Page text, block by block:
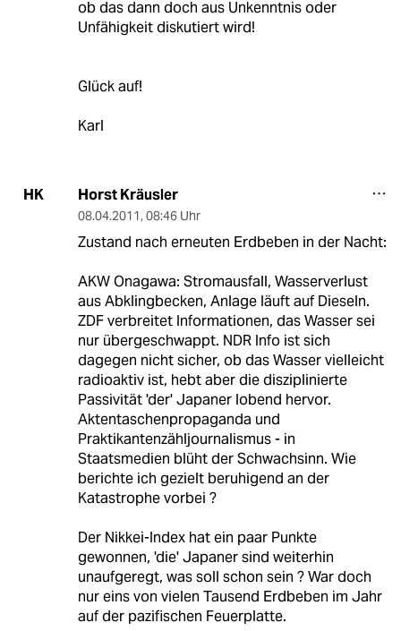
ob das dann doch aus Unkenntnis oder
Unfähigkeit diskutiert wird!
Glück auf!
Karl
HK Horst Kräusler
08.04.2011, 08:46 Uhr
Zustand nach erneuten Erdbeben in der Nacht:
AKW Onagawa: Stromausfall, Wasserverlust
aus Abklingbecken, Anlage läuft auf Dieseln.
ZDF verbreitet Informationen, das Wasser sei
nur übergeschwappt. NDR Info ist sich
dagegen nicht sicher, ob das Wasser vielleicht
radioaktiv ist, hebt aber die disziplinierte
Passivität 'der' Japaner lobend hervor.
Aktentaschenpropaganda und
Praktikantenzähljournalismus - in
Staatsmedien blüht der Schwachsinn. Wie
berichte ich gezielt beruhigend an der
Katastrophe vorbei ?
Der Nikkei-Index hat ein paar Punkte
gewonnen, 'die' Japaner sind weiterhin
unaufgeregt, was soll schon sein ? War doch
nur eins von vielen Tausend Erdbeben im Jahr
auf der pazifischen Feuerplatte.